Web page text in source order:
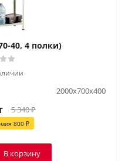
40, 4 полки)
2000х700х400
5 340₽
800 ₽
В корзину